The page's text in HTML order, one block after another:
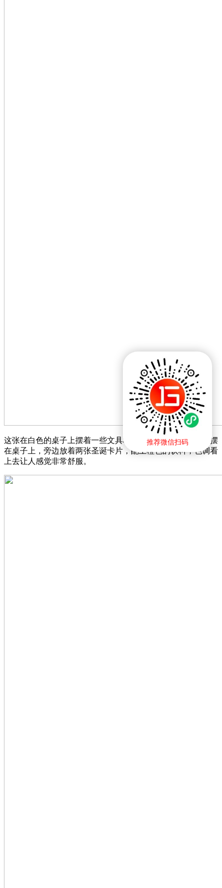
推荐微信扫码
这张在白色的桌子上摆着一些文具和一杯饮料，文具随便的摆
在桌子上，旁边放着两张圣诞卡片，配上橙色的饮料，色调看
上去让人感觉非常舒服。